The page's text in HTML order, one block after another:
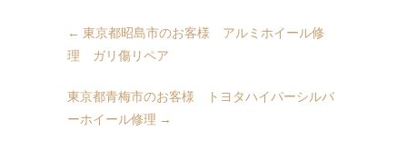
← 東京都昭島市のお客様 アルミホイール修
理 ガリ傷リペア
東京都青梅市のお客様 トヨタハイパーシルバ
ーホイール修理 →